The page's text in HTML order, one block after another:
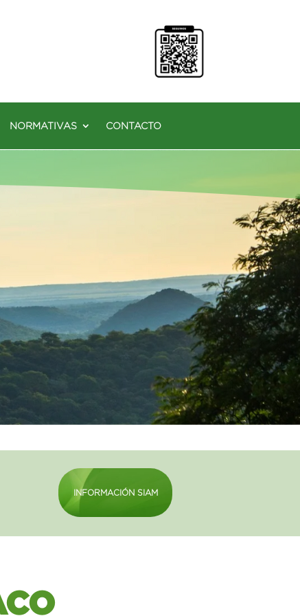
NORMATIVAS CONTACTO
INFORMACIÓN SIAM